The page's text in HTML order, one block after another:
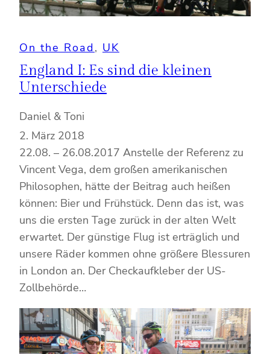
On the Road, UK
England I: Es sind die kleinen
Unterschiede
Daniel & Toni
2. März 2018
22.08. – 26.08.2017 Anstelle der Referenz zu
Vincent Vega, dem großen amerikanischen
Philosophen, hätte der Beitrag auch heißen
können: Bier und Frühstück. Denn das ist, was
uns die ersten Tage zurück in der alten Welt
erwartet. Der günstige Flug ist erträglich und
unsere Räder kommen ohne größere Blessuren
in London an. Der Checkaufkleber der US-
Zollbehörde…